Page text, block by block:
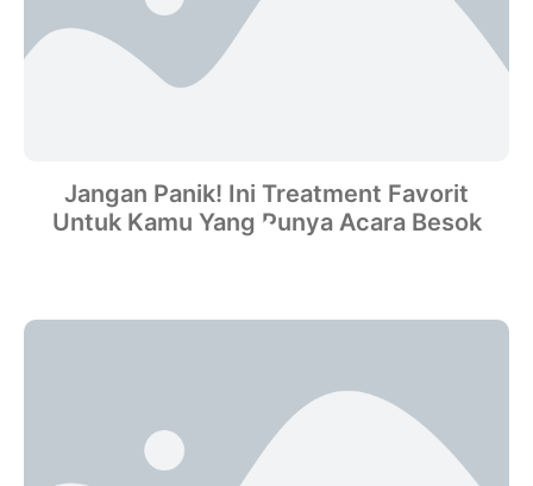
Jangan Panik! Ini Treatment Favorit
Untuk Kamu Yang Punya Acara Besok